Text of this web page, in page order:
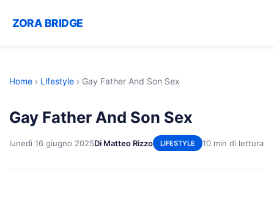
ZORA BRIDGE
Home › Lifestyle › Gay Father And Son Sex
Gay Father And Son Sex
lunedì 16 giugno 2025Di Matteo Rizzo LIFESTYLE 10 min di lettura